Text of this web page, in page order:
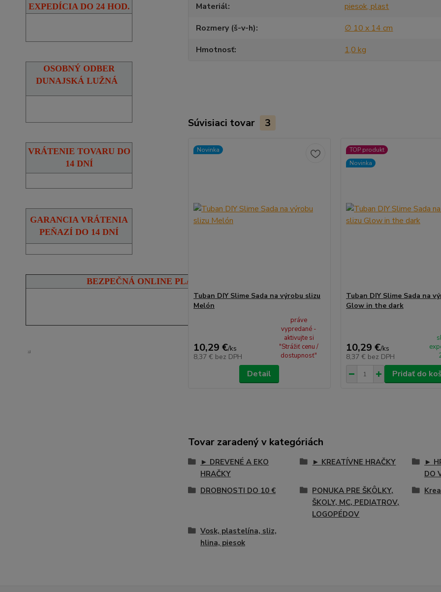
EXPEDÍCIA DO 24 HOD.
OSOBNÝ ODBER
DUNAJSKÁ LUŽNÁ
VRÁTENIE TOVARU DO
14 DNÍ
GARANCIA VRÁTENIA
PEŇAZÍ DO 14 DNÍ
BEZPEČNÁ ONLINE PLATBA
Materiál
piesok, plast
Rozmery (š-v-h)
∅ 10 x 14 cm
Hmotnosť
1,0 kg
Súvisiaci tovar 3
Novinka
Tuban DIY Slime Sada na výrobu slizu
Melón
10,29 €/ks
8,37 € bez DPH
práve
vypredané -
aktivujte si
"Strážiť cenu /
dostupnosť"
Detail
TOP produkt
Novinka
Tuban DIY Slime Sada na
Glow in the dark
10,29 €/ks
8,37 € bez DPH
Pridať do
Tovar zaradený v kategóriách
► DREVENÉ A EKO
HRAČKY
► KREATÍVNE HRAČKY
►
DO
DROBNOSTI DO 10 €
PONUKA PRE ŠKÔLKY,
ŠKOLY, MC, PEDIATROV,
LOGOPÉDOV
Vosk, plastelína, sliz,
hlina, piesok